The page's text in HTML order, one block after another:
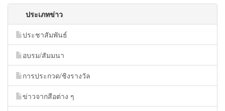
ประเภทข่าว
ประชาสัมพันธ์
อบรม/สัมมนา
การประกวด/ชิงรางวัล
ข่าวจากสือต่าง ๆ